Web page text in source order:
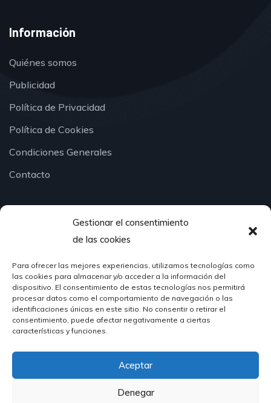
Gestionar el consentimiento
de las cookies
Para ofrecer las mejores experiencias, utilizamos tecnologías como
las cookies para almacenar y/o acceder a la información del
dispositivo. El consentimiento de estas tecnologías nos permitirá
procesar datos como el comportamiento de navegación o las
identificaciones únicas en este sitio. No consentir o retirar el
consentimiento, puede afectar negativamente a ciertas
características y funciones.
Aceptar
Denegar
Información
Quiénes somos
Publicidad
Política de Privacidad
Política de Cookies
Condiciones Generales
Contacto
¿Hablamos?
624 51 12 10
info@hosteleriasantander.com
© 2026 Hostelería Santander | Powered byDIGIDISA